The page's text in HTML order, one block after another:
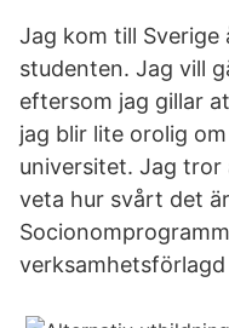
Jag kom till Sverige
studenten. Jag vill
eftersom jag gillar
jag blir lite orolig
universitet. Jag tror
veta hur svårt det